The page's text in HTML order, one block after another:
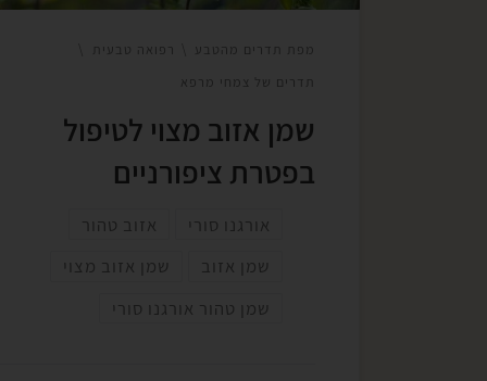
לפטרת ציפורניים? פטרת נגרמת בעיקר […]
מפת תדרים מהטבע
רפואה טבעית
תדרים של צמחי מרפא
שמן אזוב מצוי לטיפול
בפטרת ציפורניים
אורגנו סורי
אזוב טהור
שמן אזוב
שמן אזוב מצוי
שמן טהור אורגנו סורי